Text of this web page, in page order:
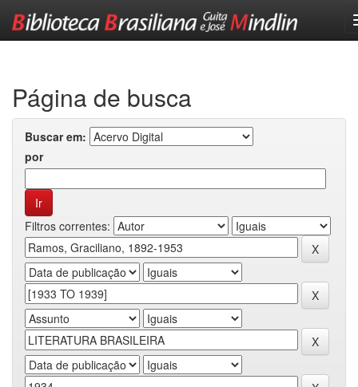
Página de busca
Buscar em:
por
Filtros correntes: